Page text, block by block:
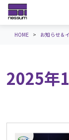
HOME お知らせ＆
2025年